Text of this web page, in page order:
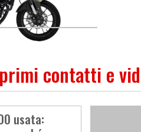
contatti e
usata: